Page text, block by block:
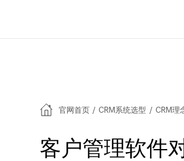
官网首页 / CRM系统选型 / CRM理
客户管理软件